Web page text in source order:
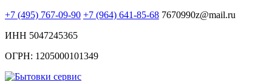
+7 (495) 767-09-90 +7 (964) 641-85-68 7670990z@mail.ru
ИНН 5047245365
ОГРН: 1205000101349